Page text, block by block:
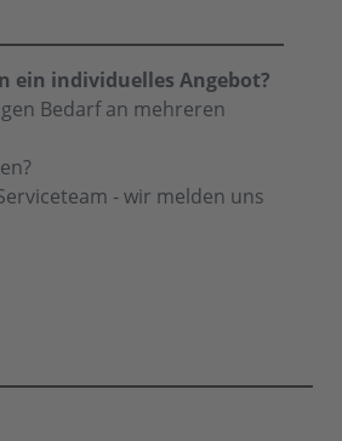
ein individuelles Angebot?
Bedarf an mehreren
- wir melden uns